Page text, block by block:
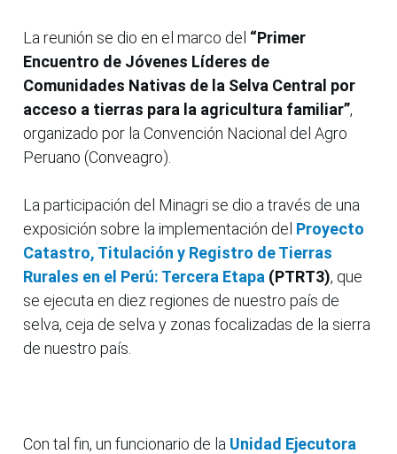
La reunión se dio en el marco del “Primer
Encuentro de Jóvenes Líderes de
Comunidades Nativas de la Selva Central por
acceso a tierras para la agricultura familiar”,
organizado por la Convención Nacional del Agro
Peruano (Conveagro).
La participación del Minagri se dio a través de una
exposición sobre la implementación del Proyecto
Catastro, Titulación y Registro de Tierras
Rurales en el Perú: Tercera Etapa (PTRT3), que
se ejecuta en diez regiones de nuestro país de
selva, ceja de selva y zonas focalizadas de la sierra
de nuestro país.
Con tal fin, un funcionario de la Unidad Ejecutora